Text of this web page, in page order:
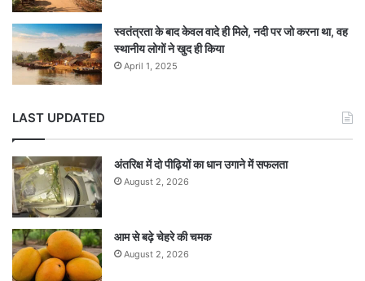
स्वतंत्रता के बाद केवल वादे ही मिले, नदी पर जो करना था, वह
स्थानीय लोगों ने खुद ही किया
April 1, 2025
LAST UPDATED
अंतरिक्ष में दो पीढ़ियों का धान उगाने में सफलता
August 2, 2026
आम से बढ़े चेहरे की चमक
August 2, 2026